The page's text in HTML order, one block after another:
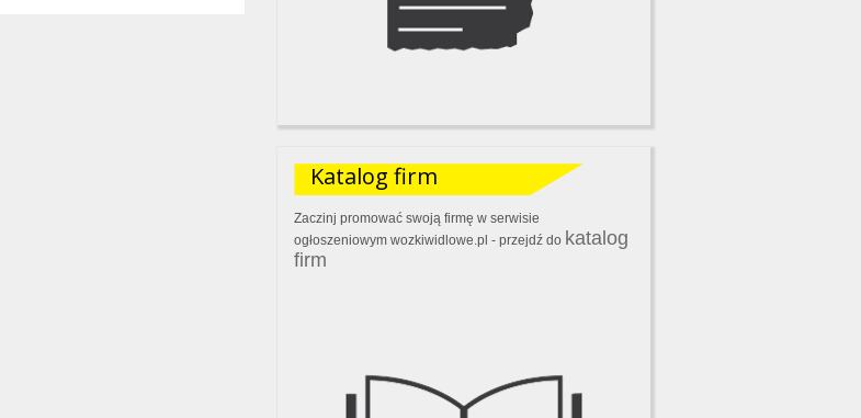
Katalog firm
Zaczinj promować swoją firmę w serwisie
ogłoszeniowym wozkiwidlowe.pl - przejdź do katalog
firm